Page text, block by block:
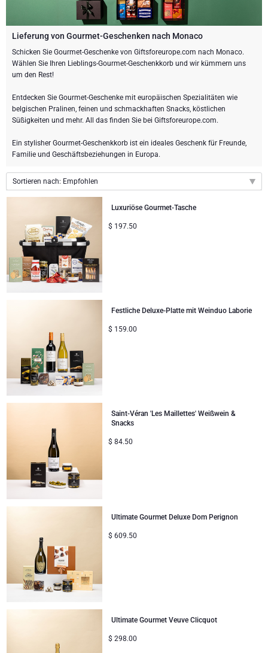
Exklusive Champagner-Geschenke
Schicken Sie eine Flasche Champagner
Merk
Moet & Chandon Champagner
Pommery Champagner
Veuve Clicquot Geschenke
Lanson Champagner
Weingeschenke
Schicken Sie eine Flasche Wein
Sekt Geschenke
Geschenke mit Schokolade und Wein
ANDERE GETRÄNKE
Schicken Sie eine Flasche Champagner
Sekt Geschenke
Bier Geschenke
Alkohol-Geschenksets
Alkoholfreie Geschenke
SCHOKOLADE
Schokoladen Geschenke
Schokolade und Champagner Geschenke
Geschenke mit Schokolade und Wein
Sweet Gifts
Neuhaus Schokoladen
Godiva Schokoladen
Corné Port-Royal Belgische Schokoladen
Jules Destrooper
GOURMET GESCHENKE
Gourmet Geschenke
LIFESTYLE
Lifestyle Geschenke
Atelier Rebul
Le Parfum de Nathalie
MARKEN
Atelier Rebul
Cartwright & Butler
Corné Port-Royal Belgische Schokoladen
Dom Perignon Champagner
Godiva Schokoladen
Lanson Champagner
Moet & Chandon Champagner
Neuhaus Schokoladen
Pommery Champagner
Trixie Baby & Kinder
Veuve Clicquot Geschenke
PREIS
Budget-Geschenke
Luxusgeschenke
VIP Geschenke
Populäre Geschenke
Neue Ankünfte
Verjaardagsgeschenken
Hochzeitsgeschenke
Proficiat
Bedankgeschenken
Romantische Geschenke
Geschenke für Sie
Geschenke für Ihn
Geschenke ideal zum Teilen
Neue Baby-Geschenke
Geschenke für Kinder
Weihnachtsgeschenke
FIRMENGESCHENKE
Business Gifts Dienstleistungen
Unternehmenssammlung
Lieferung von Gourmet-Geschenken nach Monaco
Schicken Sie Gourmet-Geschenke von Giftsforeurope.com nach Monaco.
Wählen Sie Ihren Lieblings-Gourmet-Geschenkkorb und wir kümmern uns
um den Rest!
Entdecken Sie Gourmet-Geschenke mit europäischen Spezialitäten wie
belgischen Pralinen, feinen und schmackhaften Snacks, köstlichen
Süßigkeiten und mehr. All das finden Sie bei Giftsforeurope.com.
Ein stylisher Gourmet-Geschenkkorb ist ein ideales Geschenk für Freunde,
Familie und Geschäftsbeziehungen in Europa.
Sortieren nach: Empfohlen
Neuheiten
Preis: niedrigster zuerst
Preis: höchster zuerst
Luxuriöse Gourmet-Tasche
$ 197.50
Festliche Deluxe-Platte mit Weinduo Laborie
$ 159.00
Saint-Véran 'Les Maillettes' Weißwein &
Snacks
$ 84.50
Ultimate Gourmet Deluxe Dom Perignon
$ 609.50
Ultimate Gourmet Veuve Clicquot
$ 298.00